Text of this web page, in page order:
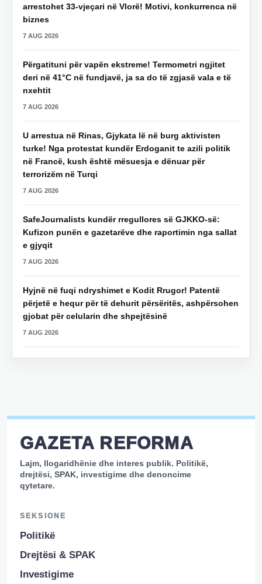
arrestohet 33-vjeçari në Vlorë! Motivi, konkurrenca në
biznes
7 AUG 2026
Përgatituni për vapën ekstreme! Termometri ngjitet
deri në 41°C në fundjavë, ja sa do të zgjasë vala e të
nxehtit
7 AUG 2026
U arrestua në Rinas, Gjykata lë në burg aktivisten
turke! Nga protestat kundër Erdoganit te azili politik
në Francë, kush është mësuesja e dënuar për
terrorizëm në Turqi
7 AUG 2026
SafeJournalists kundër rregullores së GJKKO-së:
Kufizon punën e gazetarëve dhe raportimin nga sallat
e gjyqit
7 AUG 2026
Hyjnë në fuqi ndryshimet e Kodit Rrugor! Patentë
përjetë e hequr për të dehurit përsëritës, ashpërsohen
gjobat për celularin dhe shpejtësinë
7 AUG 2026
GAZETA REFORMA
Lajm, llogaridhënie dhe interes publik. Politikë,
drejtësi, SPAK, investigime dhe denoncime
qytetare.
SEKSIONE
Politikë
Drejtësi & SPAK
Investigime